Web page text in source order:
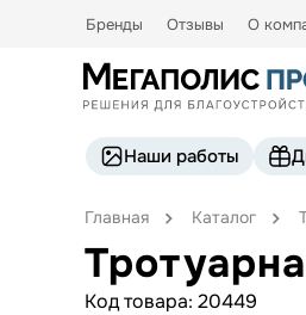
Бренды Отзывы О
Наши работы
Главная Каталог
Код товара: 20449